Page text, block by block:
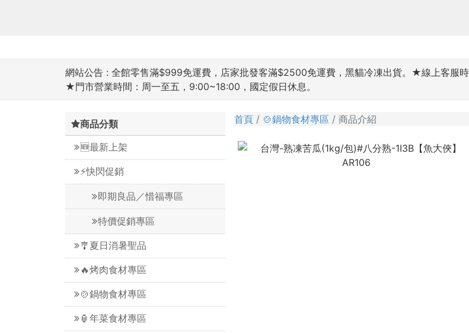
網站公告 : 全館零售滿$999免運費，店家批發客滿$2500免運費，黑貓冷凍出貨。★線上客服
★門市營業時間：周一至五，9:00~18:00，國定假日休息。
商品分類
🆕最新上架
⚡️快閃促銷
即期良品／惜福專區
特價促銷專區
🎐夏日消暑聖品
🔥烤肉食材專區
🍲鍋物食材專區
🏮年菜食材專區
首頁 🍲鍋物食材專區 商品介紹